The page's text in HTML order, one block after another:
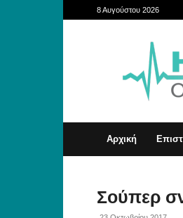
8 Αυγούστου 2026
Αρχική
Σούπερ